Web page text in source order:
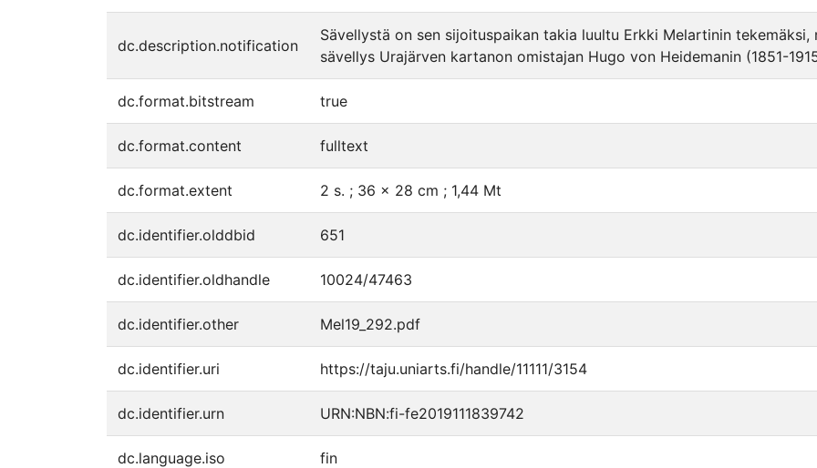
dc.description.notification
Sävellystä on sen sijoituspaikan takia luultu Erkki Melartinin tekemäksi,
sävellys Urajärven kartanon omistajan Hugo von Heidemanin (1851-
dc.format.bitstream true
dc.format.content fulltext
dc.format.extent 2 s. ; 36 x 28 cm ; 1,44 Mt
dc.identifier.olddbid 651
dc.identifier.oldhandle 10024/47463
dc.identifier.other Mel19_292.pdf
dc.identifier.uri https://taju.uniarts.fi/handle/11111/3154
dc.identifier.urn URN:NBN:fi-fe2019111839742
dc.language.iso fin